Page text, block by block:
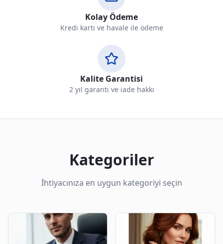
Kolay Ödeme
Kredi kartı ve havale ile ödeme
Kalite Garantisi
2 yıl garanti ve iade hakkı
Kategoriler
İhtiyacınıza en uygun kategoriyi seçin